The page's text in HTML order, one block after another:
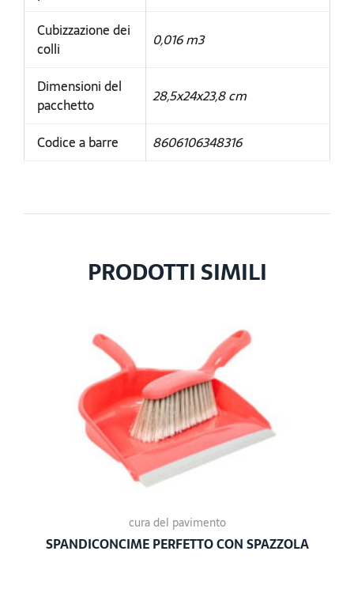
Cubizzazione dei
colli
0,016 m3
Dimensioni del
pacchetto
28,5x24x23,8 cm
Codice a barre 8606106348316
PRODOTTI SIMILI
cura del pavimento
SPANDICONCIME PERFETTO CON SPAZZOLA